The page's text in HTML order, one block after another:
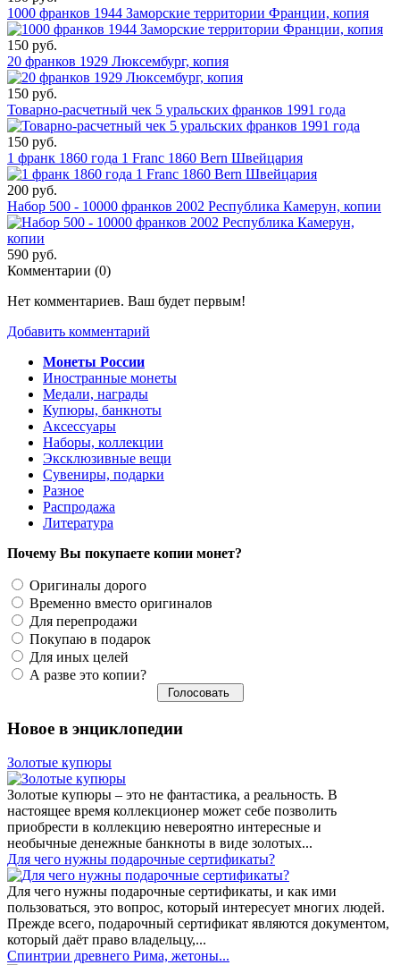
1000 франков 1944 Заморские территории Франции, копия
150 руб.
20 франков 1929 Люксембург, копия
150 руб.
Товарно-расчетный чек 5 уральских франков 1991 года
150 руб.
1 франк 1860 года 1 Franc 1860 Bern Швейцария
200 руб.
Набор 500 - 10000 франков 2002 Республика Камерун, копии
590 руб.
Комментарии (0)
Нет комментариев. Ваш будет первым!
Добавить комментарий
Монеты России
Иностранные монеты
Медали, награды
Купюры, банкноты
Аксессуары
Наборы, коллекции
Эксклюзивные вещи
Сувениры, подарки
Разное
Распродажа
Литература
Почему Вы покупаете копии монет?
Оригиналы дорого
Временно вместо оригиналов
Для перепродажи
Покупаю в подарок
Для иных целей
А разве это копии?
Новое в энциклопедии
Золотые купюры
Золотые купюры – это не фантастика, а реальность. В
настоящее время коллекционер может себе позволить
приобрести в коллекцию невероятно интересные и
необычные денежные банкноты в виде золотых...
​Для чего нужны подарочные сертификаты?
Для чего нужны подарочные сертификаты, и как ими
пользоваться, это вопрос, который интересует многих людей.
Прежде всего, подарочный сертификат являются документом,
который даёт право владельцу,...
Спинтрии древнего Рима, жетоны...